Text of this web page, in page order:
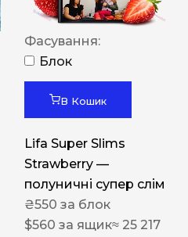
Фасування:
Блок
В Кошик
Lifa Super Slims
Strawberry —
полуничні супер слім
₴550 за блок
$560 за ящик≈ 25 217